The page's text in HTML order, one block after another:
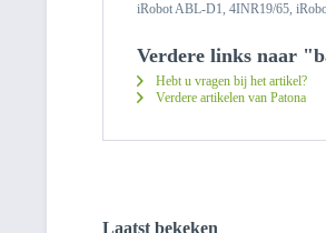
iRobot ABL-D1, 4INR19/65,
Verdere links naar
Hebt u vragen bij het artikel?
Verdere artikelen van Patona
Laatst bekeken